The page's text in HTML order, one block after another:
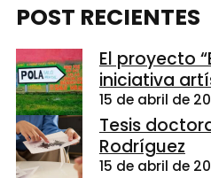
POST RECIENTES
El proyecto
iniciativa
15 de abril de
Tesis
Rodríguez
15 de abril de